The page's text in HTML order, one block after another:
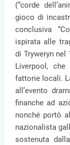
(“corde
gioco di
conclusiva
ispirata alle
di Tryweryn nel
Liverpool,
fattorie locali.
all’evento
finanche ad
nonché portò
nazionalista
sostenuta